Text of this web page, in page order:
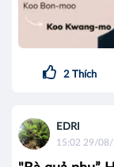
2 Thích
EDRI
15:02 29/